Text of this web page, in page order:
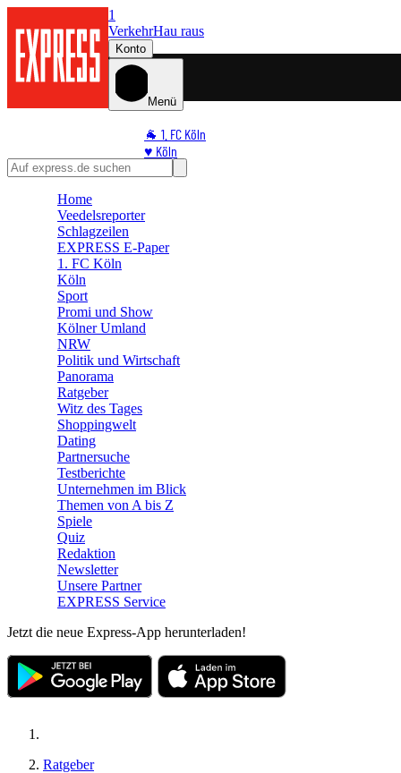
1
VerkehrHau raus
Konto
Menü
🐐 1. FC Köln
♥️ Köln
🛒 Shoppingwelt
Home
Veedelsreporter
Schlagzeilen
EXPRESS E-Paper
1. FC Köln
Köln
Sport
Promi und Show
Kölner Umland
NRW
Politik und Wirtschaft
Panorama
Ratgeber
Witz des Tages
Shoppingwelt
Dating
Partnersuche
Testberichte
Unternehmen im Blick
Themen von A bis Z
Spiele
Quiz
Redaktion
Newsletter
Unsere Partner
EXPRESS Service
Jetzt die neue Express-App herunterladen!
Ratgeber